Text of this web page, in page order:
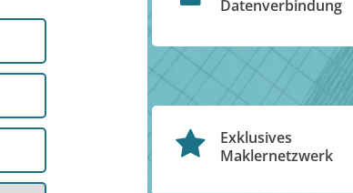
Datenverbindung
Exklusives
Maklernetzwerk